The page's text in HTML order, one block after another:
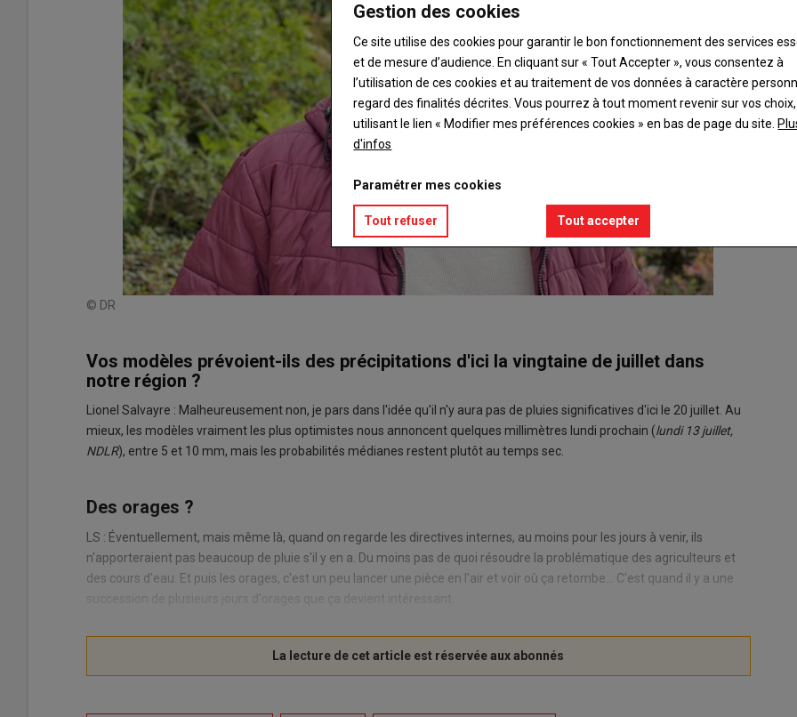
© DR
Vos modèles prévoient-ils des précipitations d'ici la vingtaine de juillet dans
notre région ?
Lionel Salvayre : Malheureusement non, je pars dans l'idée qu'il n'y aura pas de pluies significatives d'ici le 20 juillet. Au
mieux, les modèles vraiment les plus optimistes nous annoncent quelques millimètres lundi prochain (lundi 13 juillet,
NDLR), entre 5 et 10 mm, mais les probabilités médianes restent plutôt au temps sec.
Des orages ?
LS : Éventuellement, mais même là, quand on regarde les directives internes, au moins pour les jours à venir, ils
n'apporteraient pas beaucoup de pluie s'il y en a. Du moins pas de quoi résoudre la problématique des agriculteurs et
des cours d'eau. Et puis les orages, c'est un peu lancer une pièce en l'air et voir où ça retombe... C'est quand il y a une
succession de plusieurs jours d'orages que ça devient intéressant.
Gestion des cookies
Ce site utilise des cookies pour garantir le bon fonctionnement des services
et de mesure d’audience. En cliquant sur « Tout Accepter », vous consentez à
l’utilisation de ces cookies et au traitement de vos données à caractère
regard des finalités décrites. Vous pourrez à tout moment revenir sur vos
utilisant le lien « Modifier mes préférences cookies » en bas de page du site.
d'infos
Paramétrer mes cookies
Tout refuser Tout accepter